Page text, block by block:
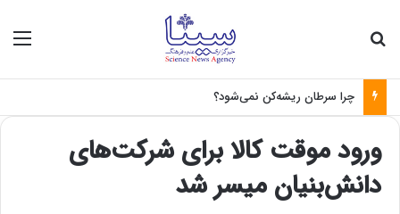
چرا سرطان ریشه‌کن نمی‌شود؟
ورود موقت کالا برای شرکت‌های
دانش‌بنیان میسر شد